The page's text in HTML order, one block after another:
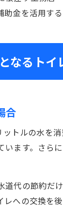
金を活用す
なるトイ
合
トルの水を
ます。さら
代の節約だ
への交換を